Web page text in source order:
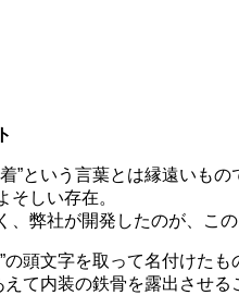
”という言葉とは縁遠いもの
そしい存在。
弊社が開発したのが、こ
の頭文字を取って名付けた
て内装の鉄骨を露出させ